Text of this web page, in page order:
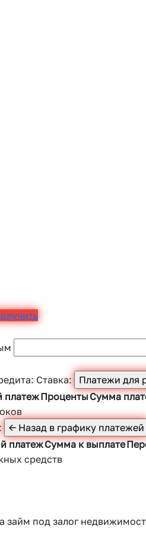
Ставка:
платежПроцентыСумма
платежСумма к выплате
средств
займ под залог